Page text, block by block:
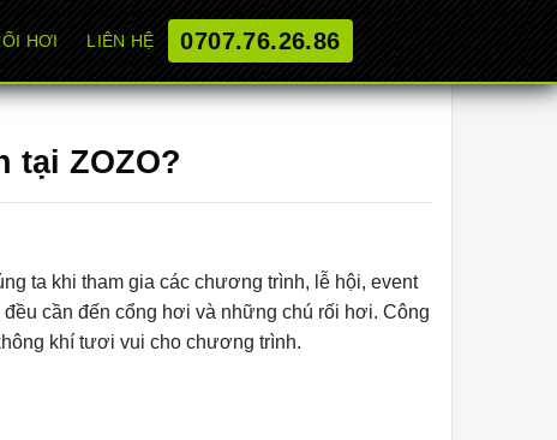
HƠI LIÊN HỆ 0707.76.26.86
tại ZOZO?
ta khi tham gia các chương trình, lễ hội, event
cần đến cổng hơi và những chú rối hơi. Công
khí tươi vui cho chương trình.